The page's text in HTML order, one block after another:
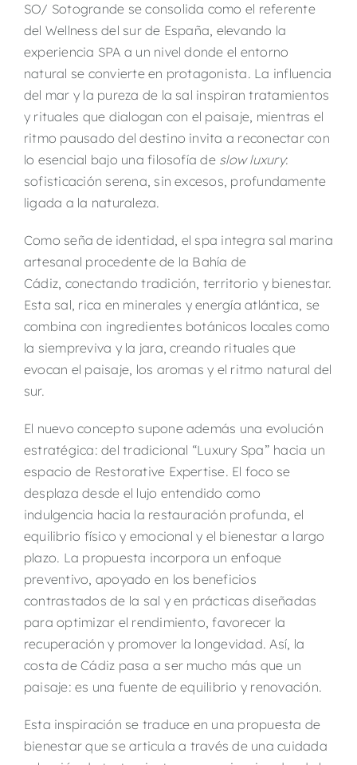
SO/ Sotogrande se consolida como el referente
del Wellness del sur de España, elevando la
experiencia SPA a un nivel donde el entorno
natural se convierte en protagonista. La influencia
del mar y la pureza de la sal inspiran tratamientos
y rituales que dialogan con el paisaje, mientras el
ritmo pausado del destino invita a reconectar con
lo esencial bajo una filosofía de slow luxury:
sofisticación serena, sin excesos, profundamente
ligada a la naturaleza.
Como seña de identidad, el spa integra sal marina
artesanal procedente de la Bahía de
Cádiz, conectando tradición, territorio y bienestar.
Esta sal, rica en minerales y energía atlántica, se
combina con ingredientes botánicos localescomo
la siempreviva y la jara, creando rituales que
evocan el paisaje, los aromas y el ritmo natural del
sur.
El nuevo concepto supone además una evolución
estratégica: del tradicional “Luxury Spa” hacia un
espacio de Restorative Expertise. El foco se
desplaza desde el lujo entendido como
indulgencia hacia la restauración profunda, el
equilibrio físico y emocional y el bienestar a largo
plazo. La propuesta incorpora un enfoque
preventivo, apoyado en los beneficios
contrastados de la sal y en prácticas diseñadas
para optimizar el rendimiento, favorecer la
recuperación y promover la longevidad. Así, la
costa de Cádiz pasa a ser mucho más que un
paisaje: es una fuente de equilibrio y renovación.
Esta inspiración se traduce en una propuesta de
bienestar que se articula a través de una cuidada